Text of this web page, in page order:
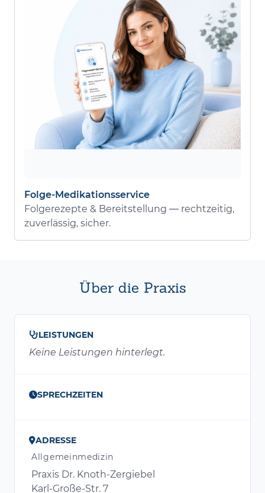
Folge-Medikationsservice
Folgerezepte & Bereitstellung — rechtzeitig,
zuverlässig, sicher.
Über die Praxis
LEISTUNGEN
Keine Leistungen hinterlegt.
SPRECHZEITEN
ADRESSE
Allgemeinmedizin
Praxis Dr. Knoth-Zergiebel
Karl-Große-Str. 7